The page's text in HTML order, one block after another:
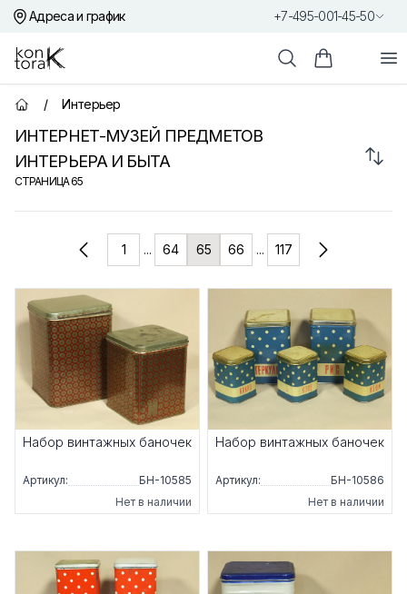
Адреса и график +7-495-001-45-50
Контора К
ПоискКорзина
Главная страница
/ Интерьер
ИНТЕРНЕТ-МУЗЕЙ ПРЕДМЕТОВ
ИНТЕРЬЕРА И БЫТА
СТРАНИЦА65
1 ... 64 65 66 ... 117
Набор винтажных баночек
Артикул:
БН-10585
Нет в наличии
Набор винтажных баночек
Артикул:
БН-10586
Нет в наличии